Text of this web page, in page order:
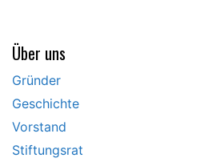
Über uns
Gründer
Geschichte
Vorstand
Stiftungsrat